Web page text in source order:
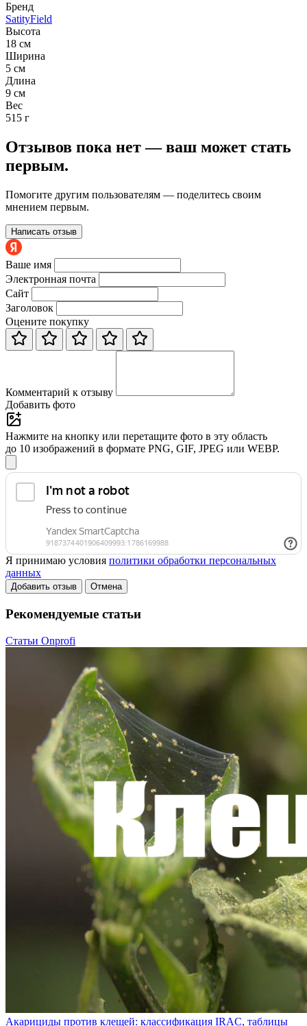
Бренд
SatityField
Высота
18 см
Ширина
5 см
Длина
9 см
Вес
515 г
Отзывов пока нет — ваш может стать
первым.
Помогите другим пользователям — поделитесь своим
мнением первым.
Написать отзыв
Ваше имя
Электронная почта
Сайт
Заголовок
Оцените покупку
Комментарий к отзыву
Добавить фото
Нажмите на кнопку или перетащите фото в эту область
до 10 изображений в формате PNG, GIF, JPEG или WEBP.
Я принимаю условия политики обработки персональных
данных
Добавить отзыв Отмена
Рекомендуемые статьи
Статьи Onprofi
Акарициды против клещей: классификация IRAC, таблицы